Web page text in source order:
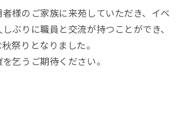
様のご家族に来苑していただき、イベ
ぶりに職員と交流が持つことができ、
祭りとなりました。
乞うご期待ください。